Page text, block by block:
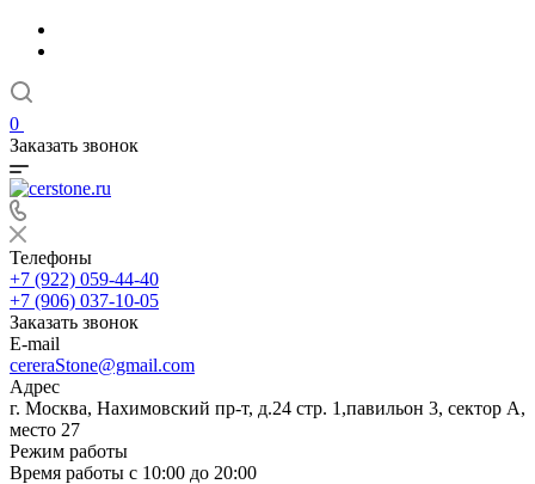
0
Заказать звонок
Телефоны
+7 (922) 059-44-40
+7 (906) 037-10-05
Заказать звонок
E-mail
cereraStone@gmail.com
Адрес
г. Москва, Нахимовский пр-т, д.24 стр. 1,павильон 3, сектор А,
место 27
Режим работы
Время работы с 10:00 до 20:00